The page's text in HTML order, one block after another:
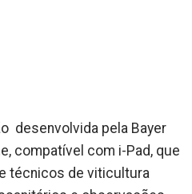
desenvolvida pela Bayer
compatível com i-Pad, que
técnicos de viticultura